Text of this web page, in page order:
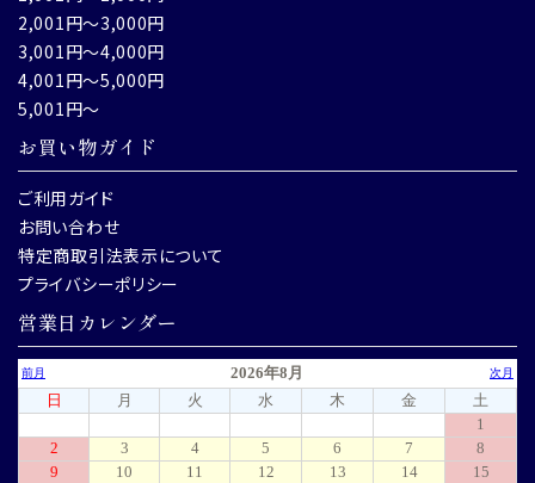
2,001円～3,000円
3,001円～4,000円
4,001円～5,000円
5,001円～
お買い物ガイド
ご利用ガイド
お問い合わせ
特定商取引法表示について
プライバシーポリシー
営業日カレンダー